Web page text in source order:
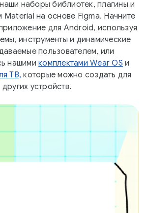
наборы библиотек, плагины и
Material на основе Figma. Начните
для Android, используя
инструменты и динамические
пользователем, или
нашимикомплектами Wear OS и
ТВ, которые можно создать для
других устройств.